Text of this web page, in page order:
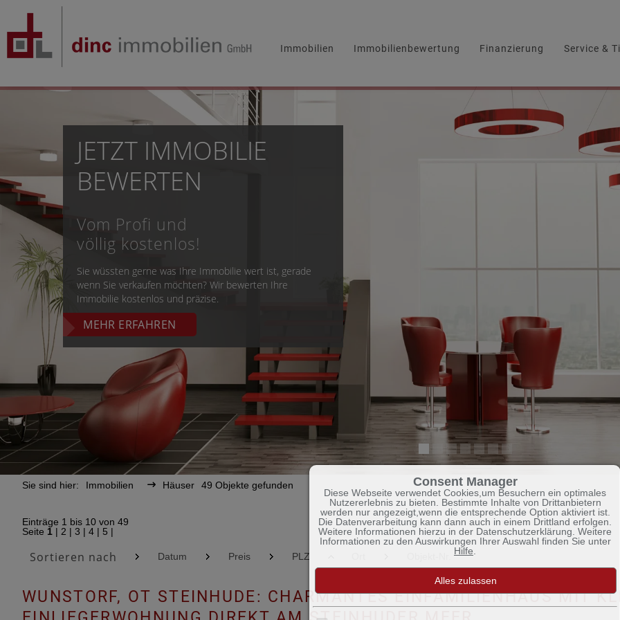
JETZT IMMOBILIE
BEWERTEN
Vom Profi und
völlig kostenlos!
Sie wüssten gerne was Ihre Immobilie wert ist, gerade
wenn Sie verkaufen möchten? Wir bewerten Ihre
Immobilie kostenlos und präzise.
MEHR ERFAHREN
Immobilien Immobilienbewertung Finanzierung Service &
Sie sind hier: Immobilien Häuser 49 Objekte gefunden
Einträge 1 bis 10 von 49
Seite 1 | 2 | 3 | 4 | 5 |
Sortieren nach Datum Preis PLZ
WUNSTORF, OT STEINHUDE: CHARMANTES EINFAMILIENHAUS MIT
Consent Manager
Diese Webseite verwendet Cookies,um Besuchern ein optimales
Nutzererlebnis zu bieten. Bestimmte Inhalte von Drittanbietern
werden nur angezeigt,wenn die entsprechende Option aktiviert ist.
Die Datenverarbeitung kann dann auch in einem Drittland erfolgen.
Weitere Informationen hierzu in der Datenschutzerklärung. Weitere
Informationen zu den Auswirkungen Ihrer Auswahl finden Sie unter
Hilfe